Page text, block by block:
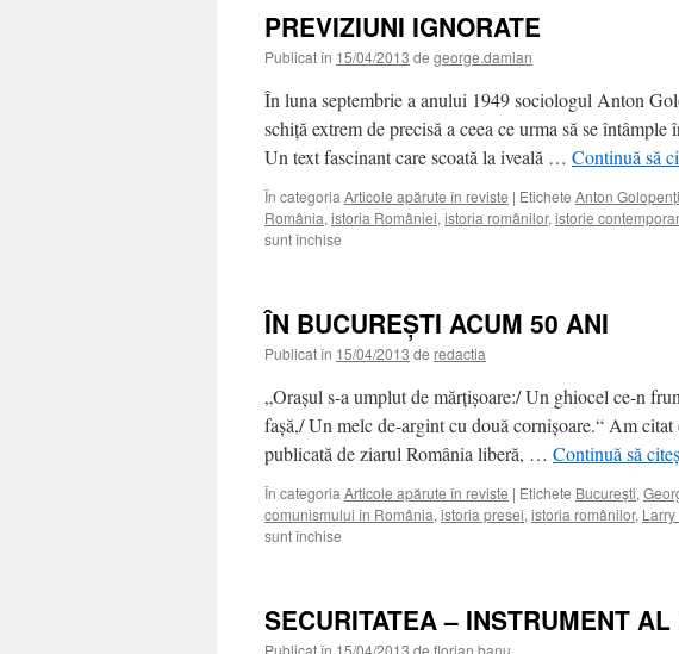
MĂ
DUCĂ
DE
LA
CASĂ
PÂNĂ
LA
PATRU
FLĂCĂI
PREVIZIUNI IGNORATE
Publicat în 15/04/2013 de george.damian
În luna septembrie a anului 1949 sociologul Anton
schiţă extrem de precisă a ceea ce urma să se
Un text fascinant care scoată la iveală … Continuă să
În categoria Articole apărute în reviste | Etichete Anton
România, istoria României, istoria românilor, istorie
sunt închise
ÎN BUCUREŞTI ACUM 50 ANI
Publicat în 15/04/2013 de redactia
„Oraşul s-a umplut de mărţişoare:/ Un ghiocel ce-n
faşă,/ Un melc de-argint cu două cornişoare.“ Am
publicată de ziarul România liberă, … Continuă să
În categoria Articole apărute în reviste | Etichete Bucureşti,
comunismului în România, istoria presei, istoria românilor, Larry
sunt închise
50
ANI
SECURITATEA – INSTRUMENT AL
Publicat în 15/04/2013 de florian.banu